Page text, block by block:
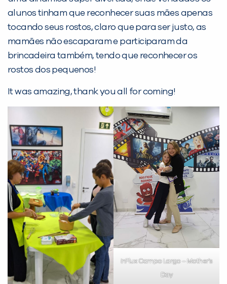
alunos tinham que reconhecer suas mães apenas
tocando seus rostos, claro que para ser justo, as
mamães não escaparam e participaram da
brincadeira também, tendo que reconhecer os
rostos dos pequenos!
It was amazing, thank you all for coming!
inFlux Campo Largo – Mother’s
Day
Desculpe!
Não encontramos nenhuma unidade
inFlux nesta cidade ou bairro que
você digitou.
Preencha com seus dados abaixo e
já vamos te colocar em contato
com a